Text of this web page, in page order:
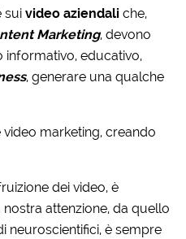
suivideo aziendali che,
Marketing, devono
informativo, educativo,
, generare una qualche
marketing, creando
dei video, è
attenzione, da quello
neuroscientifici, è sempre